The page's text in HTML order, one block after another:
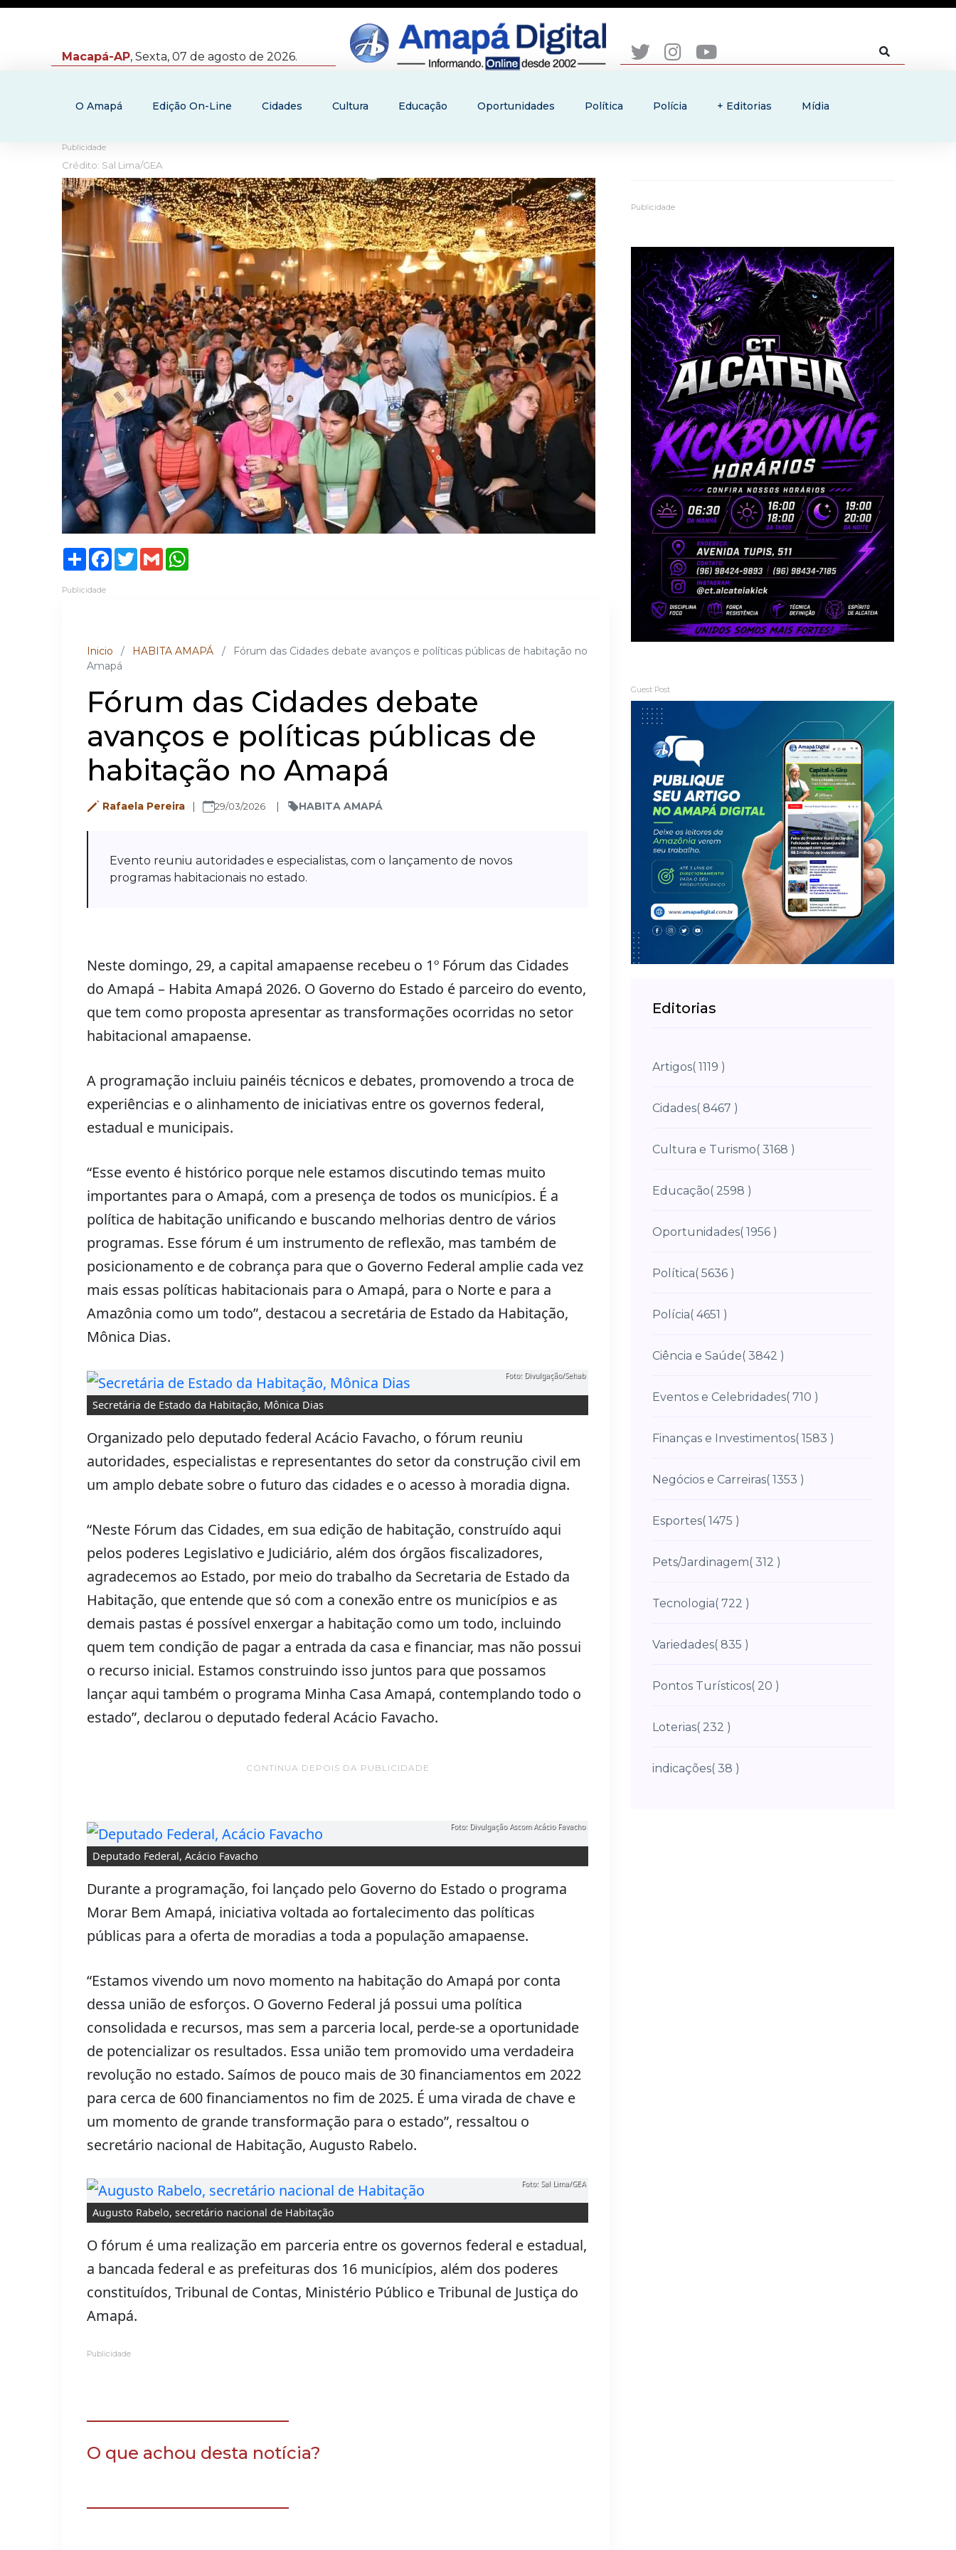
Macapá-AP, Sexta, 07 de agosto de 2026.
O Amapá Edição On-Line Cidades Cultura Educação Oportunidades Política Polícia + Editorias Mídia
Publicidade
Crédito: Sal Lima/GEA
ShareFacebook
TwitterGmail
Publicidade
Inicio / HABITA AMAPÁ /
Fórum das Cidades debate avanços e políticas públicas de habitação no
Amapá
Fórum das Cidades debate
avanços e políticas públicas de
habitação no Amapá
Rafaela Pereira 29/03/2026 HABITA AMAPÁ
Evento reuniu autoridades e especialistas, com o lançamento de novos
programas habitacionais no estado.
Neste domingo, 29, a capital amapaense recebeu o 1º Fórum das Cidades
do Amapá – Habita Amapá 2026. O Governo do Estado é parceiro do evento,
que tem como proposta apresentar as transformações ocorridas no setor
habitacional amapaense.
A programação incluiu painéis técnicos e debates, promovendo a troca de
experiências e o alinhamento de iniciativas entre os governos federal,
estadual e municipais.
“Esse evento é histórico porque nele estamos discutindo temas muito
importantes para o Amapá, com a presença de todos os municípios. É a
política de habitação unificando e buscando melhorias dentro de vários
programas. Esse fórum é um instrumento de reflexão, mas também de
posicionamento e de cobrança para que o Governo Federal amplie cada vez
mais essas políticas habitacionais para o Amapá, para o Norte e para a
Amazônia como um todo”, destacou a secretária de Estado da Habitação,
Mônica Dias.
Secretária de Estado da Habitação, Mônica Dias
Foto: Divulgação/Sehab
Organizado pelo deputado federal Acácio Favacho, o fórum reuniu
autoridades, especialistas e representantes do setor da construção civil em
um amplo debate sobre o futuro das cidades e o acesso à moradia digna.
“Neste Fórum das Cidades, em sua edição de habitação, construído aqui
pelos poderes Legislativo e Judiciário, além dos órgãos fiscalizadores,
agradecemos ao Estado, por meio do trabalho da Secretaria de Estado da
Habitação, que entende que só com a conexão entre os municípios e as
demais pastas é possível enxergar a habitação como um todo, incluindo
quem tem condição de pagar a entrada da casa e financiar, mas não possui
o recurso inicial. Estamos construindo isso juntos para que possamos
lançar aqui também o programa Minha Casa Amapá, contemplando todo o
estado”, declarou o deputado federal Acácio Favacho.
CONTINUA DEPOIS DA PUBLICIDADE
Deputado Federal, Acácio Favacho
Foto: Divulgação Ascom Acácio Favacho
Durante a programação, foi lançado pelo Governo do Estado o programa
Morar Bem Amapá, iniciativa voltada ao fortalecimento das políticas
públicas para a oferta de moradias a toda a população amapaense.
“Estamos vivendo um novo momento na habitação do Amapá por conta
dessa união de esforços. O Governo Federal já possui uma política
consolidada e recursos, mas sem a parceria local, perde-se a oportunidade
de potencializar os resultados. Essa união tem promovido uma verdadeira
revolução no estado. Saímos de pouco mais de 30 financiamentos em 2022
para cerca de 600 financiamentos no fim de 2025. É uma virada de chave e
um momento de grande transformação para o estado”, ressaltou o
secretário nacional de Habitação, Augusto Rabelo.
Augusto Rabelo, secretário nacional de Habitação
Foto: Sal Lima/GEA
O fórum é uma realização em parceria entre os governos federal e estadual,
a bancada federal e as prefeituras dos 16 municípios, além dos poderes
constituídos, Tribunal de Contas, Ministério Público e Tribunal de Justiça do
Amapá.
Publicidade
O que achou desta notícia?
Publicidade
Guest Post
Editorias
Artigos( 1119 )
Cidades( 8467 )
Cultura e Turismo( 3168 )
Educação( 2598 )
Oportunidades( 1956 )
Política( 5636 )
Polícia( 4651 )
Ciência e Saúde( 3842 )
Eventos e Celebridades( 710 )
Finanças e Investimentos( 1583 )
Negócios e Carreiras( 1353 )
Esportes( 1475 )
Pets/Jardinagem( 312 )
Tecnologia( 722 )
Variedades( 835 )
Pontos Turísticos( 20 )
Loterias( 232 )
indicações( 38 )